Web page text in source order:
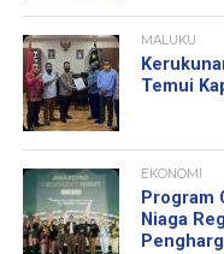
MALUKU
Temui
EKONOMI
Program
Niaga